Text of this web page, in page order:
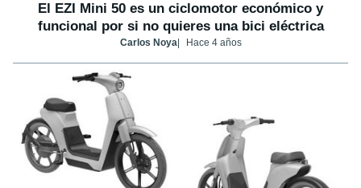
El EZI Mini 50 es un ciclomotor económico y
funcional por si no quieres una bici eléctrica
Carlos Noya Hace 4 años